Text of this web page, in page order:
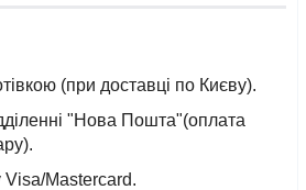
(при доставці по Києву).
"Нова Пошта"(оплата
Visa/Mastercard.